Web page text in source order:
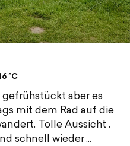
°C
aber es
mit dem Rad auf die
Tolle Aussicht .
schnell wieder